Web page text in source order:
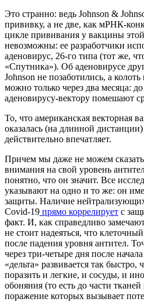
Это странно: ведь Johnson &
прививку, а не две, как мРНК-
цикле прививания у вакцины
невозможны: ее разработчики
аденовирус, 26-го типа (тот же,
«Спутника»). Об аденовирусе
Johnson не позаботились, а
можно только через два месяца:
аденовирусу-вектору помешают
То, что американская векторная
оказалась (на длинной
действительно впечатляет.
Причем мы даже не можем
внимания на свой уровень
понятно, что он значит. Все
указывают на одно и то же: он
защиты. Наличие
Covid-19 прямо коррелирует с
факт. И, как справедливо
не стоит надеяться, что
после падения уровня антител.
через три-четыре дня после
«дельта» развивается так быстро,
поразить и легкие, и сосуды, и
обоняния (то есть до части
поражение которых вызывает